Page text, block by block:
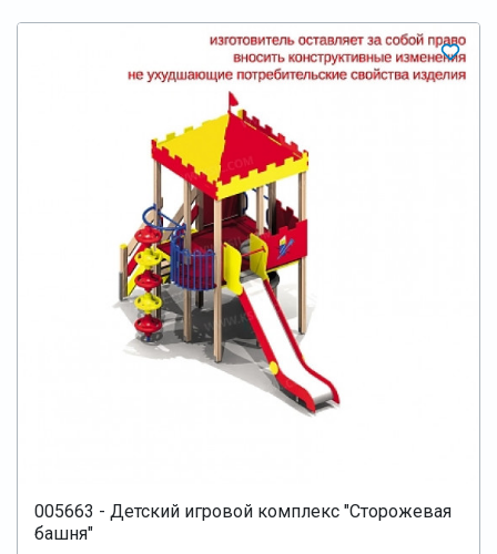
005663 - Детский игровой комплекс "Сторожевая
башня"